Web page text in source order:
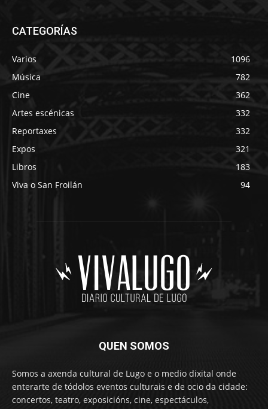
CATEGORÍAS
Varios
1096
Música
782
Cine
362
Artes escénicas
332
Reportaxes
332
Expos
321
Libros
183
Viva o San Froilán
94
QUEN SOMOS
Somos a axenda cultural de Lugo e o medio dixital onde
enterarte de tódolos eventos culturais e de ocio da cidade:
concertos, teatro, exposicións, cine, espectáculos,